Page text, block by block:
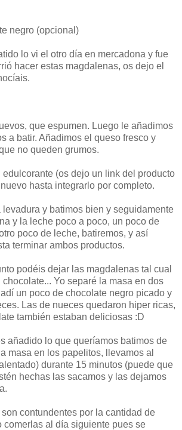
negro (opcional)
lo vi el otro día en mercadona y fue
hacer estas magdalenas, os dejo el
que espumen. Luego le añadimos
a batir. Añadimos el queso fresco y
no queden grumos.
(os dejo un link del producto
hasta integrarlo por completo.
y batimos bien y seguidamente
y la leche poco a poco, un poco de
poco de leche, batiremos, y así
terminar ambos productos.
podéis dejar las magdalenas tal cual
Yo separé la masa en dos
un poco de chocolate negro picado y
Las de nueces quedaron hiper ricas,
también estaban deliciosas :D
añadido lo que queríamos batimos de
masa en los papelitos, llevamos al
durante 15 minutos (puede que
hechas las sacamos y las dejamos
contundentes por la cantidad de
comerlas al día siguiente pues se